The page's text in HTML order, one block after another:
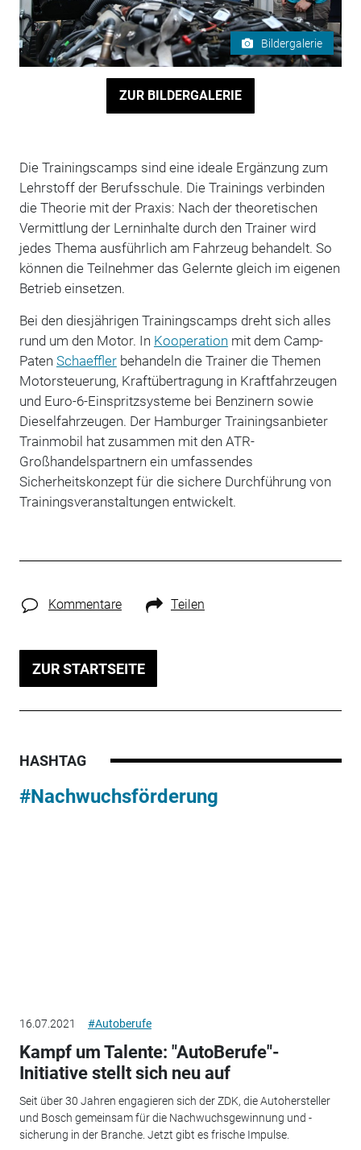
Bildergalerie
ZUR BILDERGALERIE
Die Trainingscamps sind eine ideale Ergänzung zum
Lehrstoff der Berufsschule. Die Trainings verbinden
die Theorie mit der Praxis: Nach der theoretischen
Vermittlung der Lerninhalte durch den Trainer wird
jedes Thema ausführlich am Fahrzeug behandelt. So
können die Teilnehmer das Gelernte gleich im eigenen
Betrieb einsetzen.
Bei den diesjährigen Trainingscamps dreht sich alles
rund um den Motor. In Kooperation mit dem Camp-
Paten Schaefflerbehandeln die Trainer die Themen
Motorsteuerung, Kraftübertragung in Kraftfahrzeugen
und Euro-6-Einspritzsysteme bei Benzinern sowie
Dieselfahrzeugen. Der Hamburger Trainingsanbieter
Trainmobil hat zusammen mit den ATR-
Großhandelspartnern ein umfassendes
Sicherheitskonzept für die sichere Durchführung von
Trainingsveranstaltungen entwickelt.
Kommentare Teilen
ZUR STARTSEITE
HASHTAG
#Nachwuchsförderung
16.07.2021 #Autoberufe
Kampf um Talente: "AutoBerufe"-
Initiative stellt sich neu auf
Seit über 30 Jahren engagieren sich der ZDK, die Autohersteller
und Bosch gemeinsam für die Nachwuchsgewinnung und -
sicherung in der Branche. Jetzt gibt es frische Impulse.